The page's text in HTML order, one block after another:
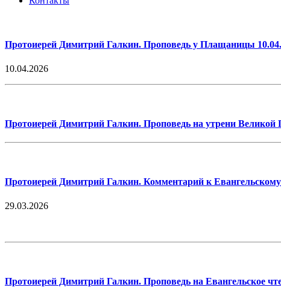
Протоиерей Димитрий Галкин. Проповедь у Плащаницы
10.04.2026
Протоиерей Димитрий Галкин. Проповедь на утрени
Протоиерей Димитрий Галкин. Комментарий к
29.03.2026
Протоиерей Димитрий Галкин. Проповедь на Евангельское